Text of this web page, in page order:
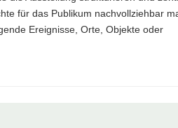
für das Publikum nachvollziehbar
Ereignisse, Orte, Objekte oder